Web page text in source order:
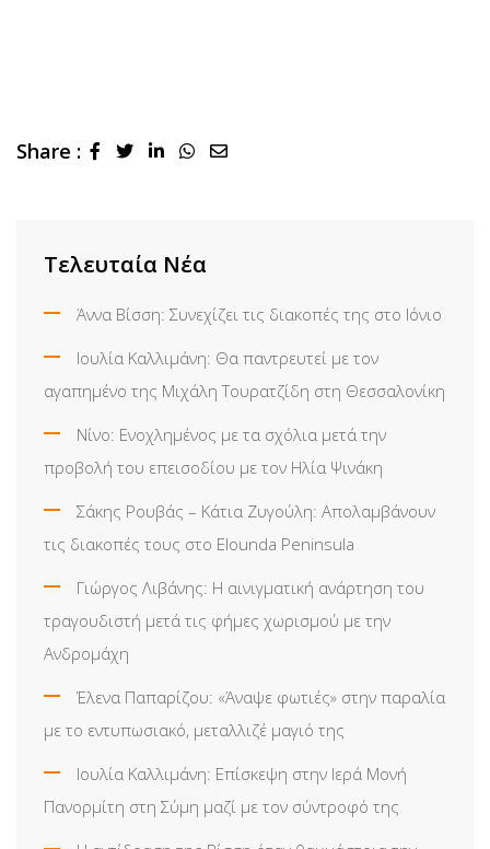
Share : LinkedInWhatsapp
Share
Τελευταία Νέα
Άννα Βίσση: Συνεχίζει τις διακοπές της στο Ιόνιο
Ιουλία Καλλιμάνη: Θα παντρευτεί με τον
αγαπημένο της Μιχάλη Τουρατζίδη στη Θεσσαλονίκη
Νίνο: Ενοχλημένος με τα σχόλια μετά την
προβολή του επεισοδίου με τον Ηλία Ψινάκη
Σάκης Ρουβάς – Κάτια Ζυγούλη: Απολαμβάνουν
τις διακοπές τους στο Elounda Peninsula
Γιώργος Λιβάνης: Η αινιγματική ανάρτηση του
τραγουδιστή μετά τις φήμες χωρισμού με την
Ανδρομάχη
Έλενα Παπαρίζου: «Άναψε φωτιές» στην παραλία
με το εντυπωσιακό, μεταλλιζέ μαγιό της
Ιουλία Καλλιμάνη: Επίσκεψη στην Ιερά Μονή
Πανορμίτη στη Σύμη μαζί με τον σύντροφό της